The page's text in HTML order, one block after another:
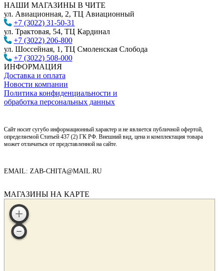
НАШИ МАГАЗИНЫ В ЧИТЕ
ул. Авиационная, 2, ТЦ Авиационный
+7 (3022) 31-50-31
ул. Трактовая, 54, ТЦ Кардинал
+7 (3022) 206-800
ул. Шоссейная, 1, ТЦ Смоленская Слобода
+7 (3022) 508-000
ИНФОРМАЦИЯ
Доставка и оплата
Новости компании
Политика конфиденциальности и
обработка персональных данных
Сайт носит сугубо информационный характер и не является публичной офертой,
определяемой Статьей 437 (2) ГК РФ. Внешний вид, цена и комплектация товара
может отличаться от представленной на сайте.
EMAIL: ZAB-CHITA@MAIL.RU
МАГАЗИНЫ НА КАРТЕ